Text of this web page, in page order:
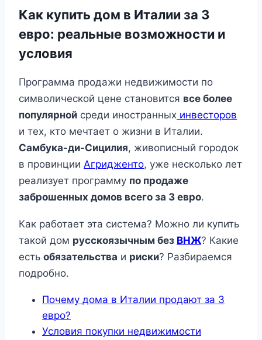
Как купить дом в Италии за 3
евро: реальные возможности и
условия
Программа продажи недвижимости по
символической цене становится все более
популярной среди иностранных инвесторов
и тех, кто мечтает о жизни в Италии.
Самбука-ди-Сицилия, живописный городок
в провинции Агридженто, уже несколько лет
реализует программу по продаже
заброшенных домов всего за 3 евро.
Как работает эта система? Можно ли купить
такой дом русскоязычным без ВНЖ? Какие
есть обязательства и риски? Разбираемся
подробно.
Почему дома в Италии продают за 3
евро?
Условия покупки недвижимости